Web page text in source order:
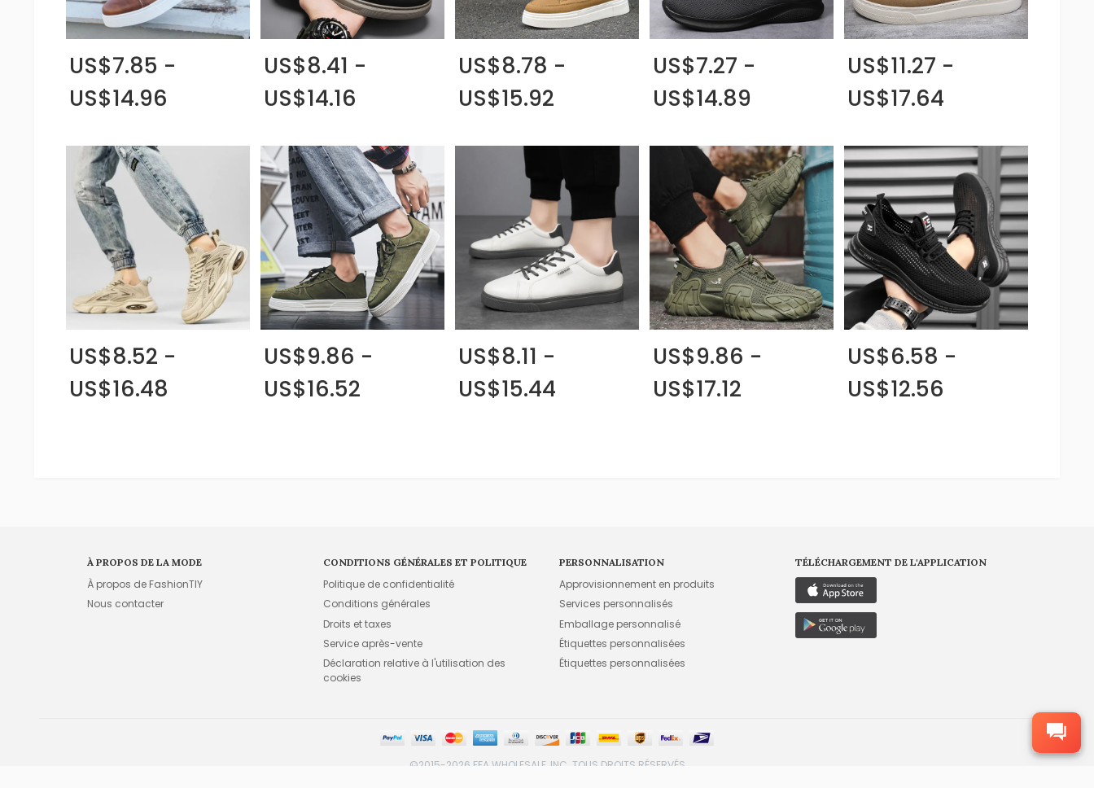
US$7.85 -
US$14.96
US$8.41 -
US$14.16
US$8.78 -
US$15.92
US$7.27 -
US$14.89
US$11.27 -
US$17.64
US$8.52 -
US$16.48
US$9.86 -
US$16.52
US$8.11 -
US$15.44
US$9.86 -
US$17.12
US$6.58 -
US$12.56
À PROPOS DE LA MODE
À propos de FashionTIY
Nous contacter
CONDITIONS GÉNÉRALES ET POLITIQUE
Politique de confidentialité
Conditions générales
Droits et taxes
Service après-vente
Déclaration relative à l'utilisation des
cookies
PERSONNALISATION
Approvisionnement en produits
Services personnalisés
Emballage personnalisé
Étiquettes personnalisées
Étiquettes personnalisées
TÉLÉCHARGEMENT DE L'APPLICATION
©2015-2026 FFA WHOLESALE, INC. TOUS DROITS RÉSERVÉS